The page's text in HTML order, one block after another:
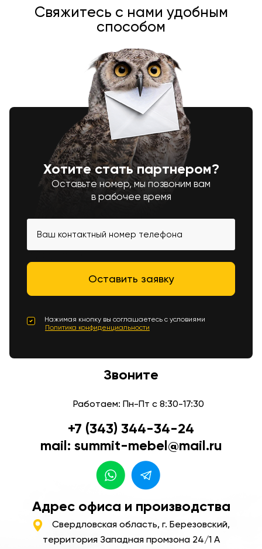
Свяжитесь с нами удобным
способом
Хотите стать партнером?
Оставьте номер, мы позвоним вам
в рабочее время
Нажимая кнопку вы соглашаетесь с условиями
Политика конфиденциальности
Звоните
Работаем: Пн-Пт с 8:30-17:30
+7 (343) 344-34-24
mail: summit-mebel@mail.ru
Адрес офиса и производства
Свердловская область, г. Березовский,
территория Западная промзона 24/1 А